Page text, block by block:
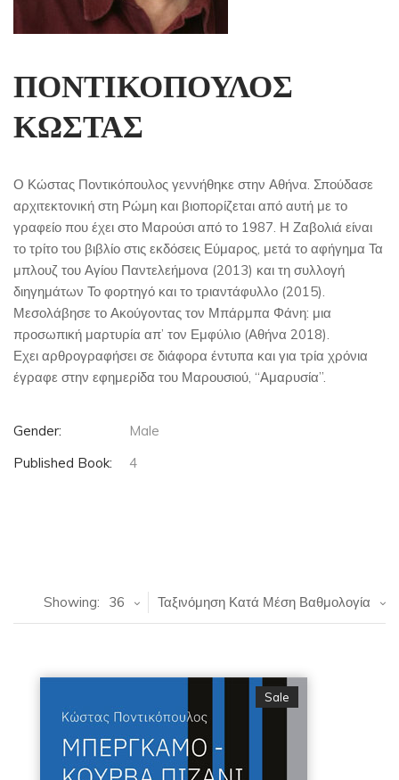
ΠΟΝΤΙΚΟΠΟΥΛΟΣ
ΚΩΣΤΑΣ
Ο Κώστας Ποντικόπουλος γεννήθηκε στην Αθήνα. Σπούδασε
αρχιτεκτονική στη Ρώμη και βιοπορίζεται από αυτή με το
γραφείο που έχει στο Μαρούσι από το 1987. Η Ζαβολιά είναι
το τρίτο του βιβλίο στις εκδόσεις Εύμαρος, μετά το αφήγημα Τα
μπλουζ του Αγίου Παντελεήμονα (2013) και τη συλλογή
διηγημάτων Το φορτηγό και το τριαντάφυλλο (2015).
Μεσολάβησε το Ακούγοντας τον Μπάρμπα Φάνη: μια
προσωπική μαρτυρία απ’ τον Εμφύλιο (Αθήνα 2018).
Εχει αρθρογραφήσει σε διάφορα έντυπα και για τρία χρόνια
έγραφε στην εφημερίδα του Μαρουσιού, “Αμαρυσία”.
Gender:
Male
Published Book:
4
Ταξινόμηση Κατά Μέση Βαθμολογία
Showing: 36
Sale